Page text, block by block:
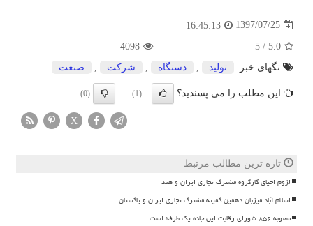
1397/07/25
16:45:13
5.0
/
5
4098
تگهای خبر:
تولید دستگاه شركت صنعت
این مطلب را می پسندید؟ (1)
(0)
X
تازه ترین مطالب مرتبط
لزوم احیای کارگروه مشترک تجاری ایران و هند
اسلام آباد میزبان دهمین کمیته مشترک تجاری ایران و پاکستان
مصوبه ۸۵۶ شورای رقابت این جاده یک طرفه است